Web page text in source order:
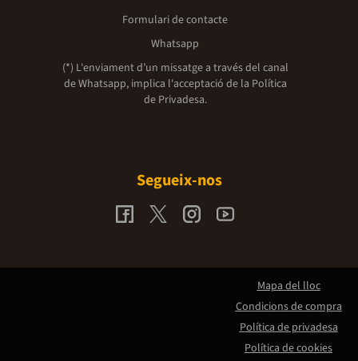
Formulari de contacte
Whatsapp
(*) L'enviament d’un missatge a través del canal
de Whatsapp, implica l'acceptació de la Política
de Privadesa.
Segueix-nos
Mapa del lloc
Condicions de compra
Política de privadesa
Política de cookies